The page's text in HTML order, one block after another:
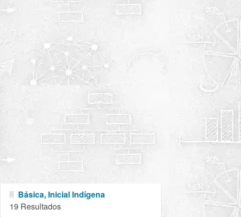
Básica, Inicial Indígena
19 Resultados